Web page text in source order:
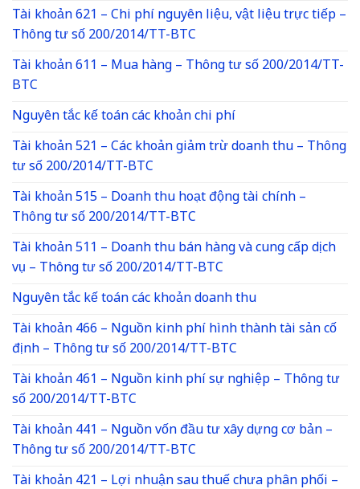
Tài khoản 621 – Chi phí nguyên liệu, vật liệu trực tiếp –
Thông tư số 200/2014/TT-BTC
Tài khoản 611 – Mua hàng – Thông tư số 200/2014/TT-
BTC
Nguyên tắc kế toán các khoản chi phí
Tài khoản 521 – Các khoản giảm trừ doanh thu – Thông
tư số 200/2014/TT-BTC
Tài khoản 515 – Doanh thu hoạt động tài chính –
Thông tư số 200/2014/TT-BTC
Tài khoản 511 – Doanh thu bán hàng và cung cấp dịch
vụ – Thông tư số 200/2014/TT-BTC
Nguyên tắc kế toán các khoản doanh thu
Tài khoản 466 – Nguồn kinh phí hình thành tài sản cố
định – Thông tư số 200/2014/TT-BTC
Tài khoản 461 – Nguồn kinh phí sự nghiệp – Thông tư
số 200/2014/TT-BTC
Tài khoản 441 – Nguồn vốn đầu tư xây dựng cơ bản –
Thông tư số 200/2014/TT-BTC
Tài khoản 421 – Lợi nhuận sau thuế chưa phân phối –